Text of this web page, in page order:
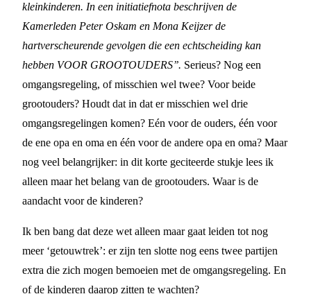
kleinkinderen. In een initiatiefnota beschrijven de
Kamerleden Peter Oskam en Mona Keijzer de
hartverscheurende gevolgen die een echtscheiding kan
hebben VOOR GROOTOUDERS’’. Serieus? Nog een
omgangsregeling, of misschien wel twee? Voor beide
grootouders? Houdt dat in dat er misschien wel drie
omgangsregelingen komen? Eén voor de ouders, één voor
de ene opa en oma en één voor de andere opa en oma? Maar
nog veel belangrijker: in dit korte geciteerde stukje lees ik
alleen maar het belang van de grootouders. Waar is de
aandacht voor de kinderen?
Ik ben bang dat deze wet alleen maar gaat leiden tot nog
meer ‘getouwtrek’: er zijn ten slotte nog eens twee partijen
extra die zich mogen bemoeien met de omgangsregeling. En
of de kinderen daarop zitten te wachten?